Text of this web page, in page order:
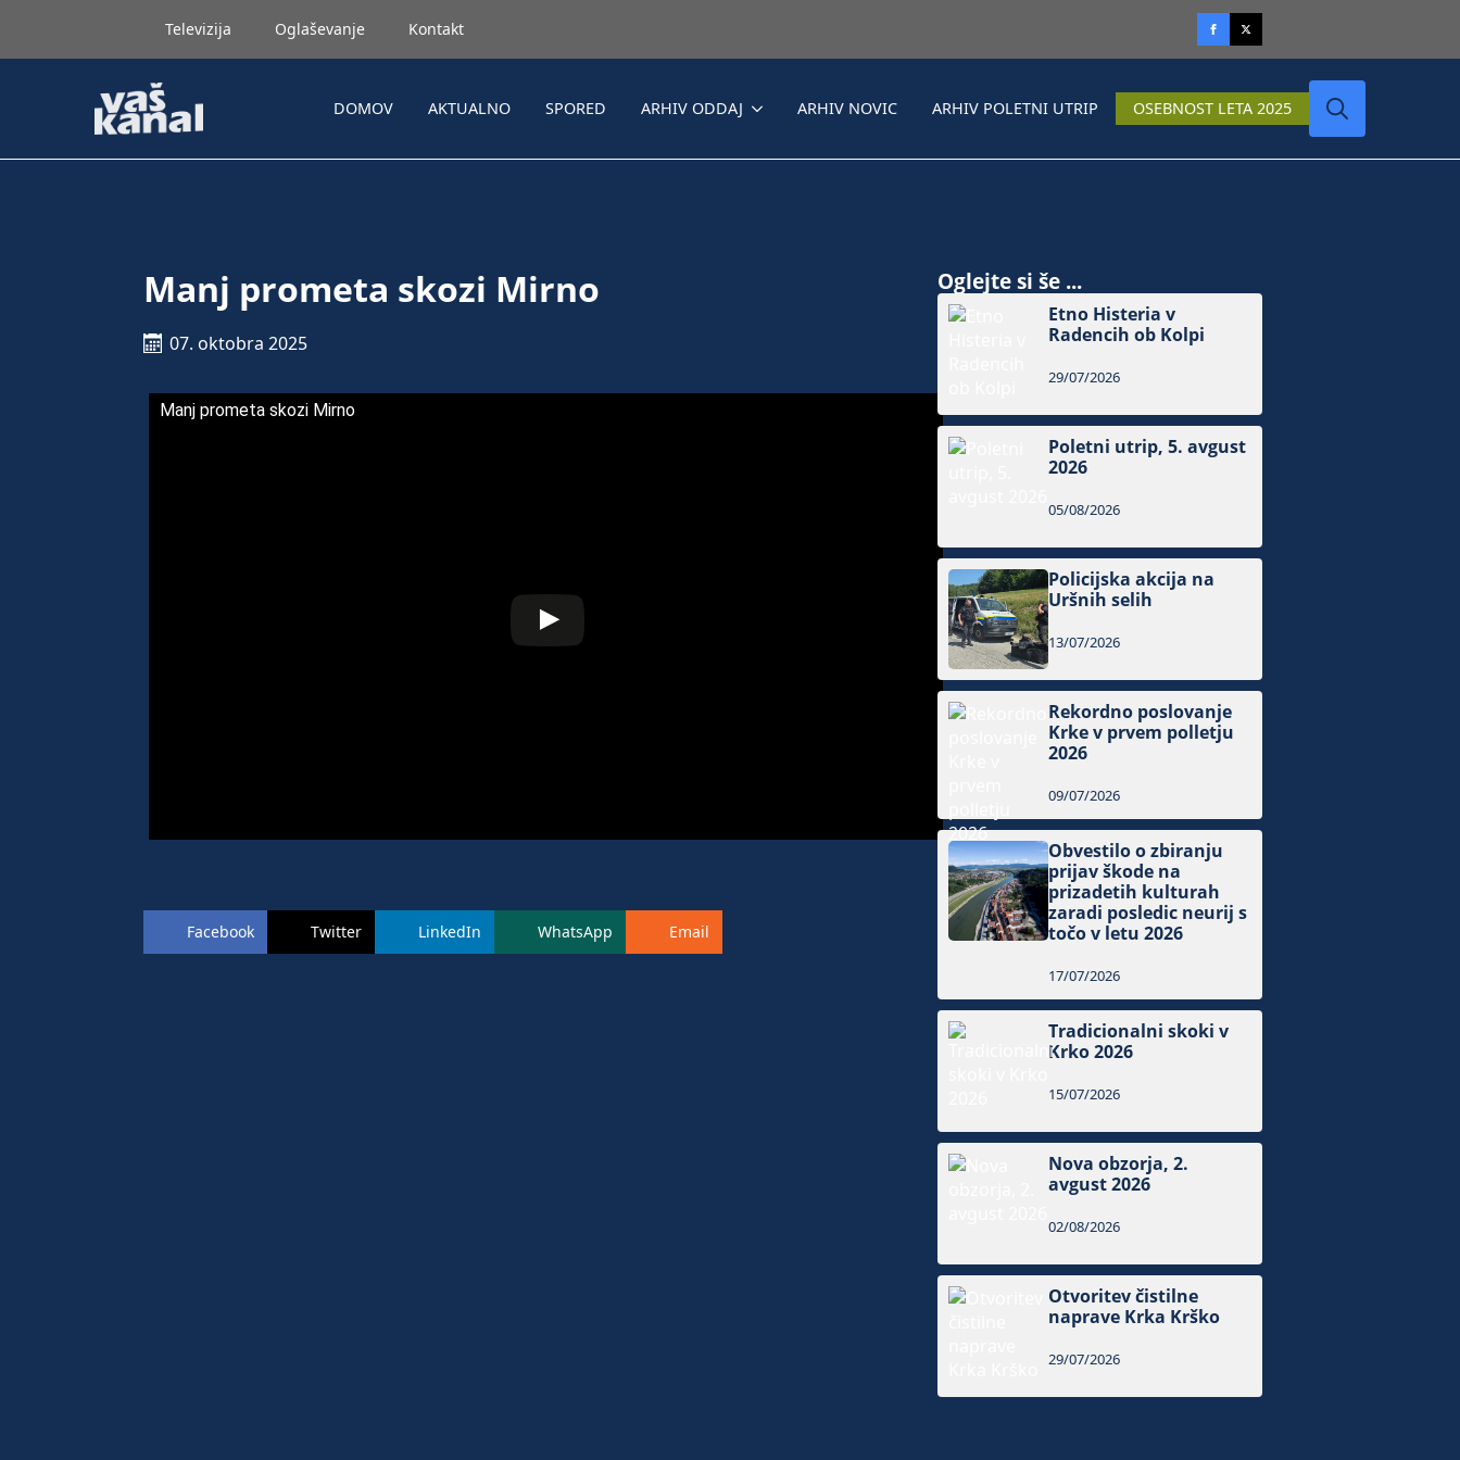
Televizija Oglaševanje Kontakt
DOMOV AKTUALNO SPORED ARHIV ODDAJ ARHIV NOVIC ARHIV POLETNI UTRIP OSEBNOST LETA 2025
Manj prometa skozi Mirno
07. oktobra 2025
Manj prometa skozi Mirno
Facebook Twitter LinkedIn WhatsApp Email
Oglejte si še ...
Etno Histeria v
Radencih ob Kolpi
29/07/2026
Poletni utrip, 5. avgust
2026
05/08/2026
Policijska akcija na
Uršnih selih
13/07/2026
Rekordno poslovanje
Krke v prvem polletju
2026
09/07/2026
Obvestilo o zbiranju
prijav škode na
prizadetih kulturah
zaradi posledic neurij s
točo v letu 2026
17/07/2026
Tradicionalni skoki v
Krko 2026
15/07/2026
Nova obzorja, 2.
avgust 2026
02/08/2026
Otvoritev čistilne
naprave Krka Krško
29/07/2026